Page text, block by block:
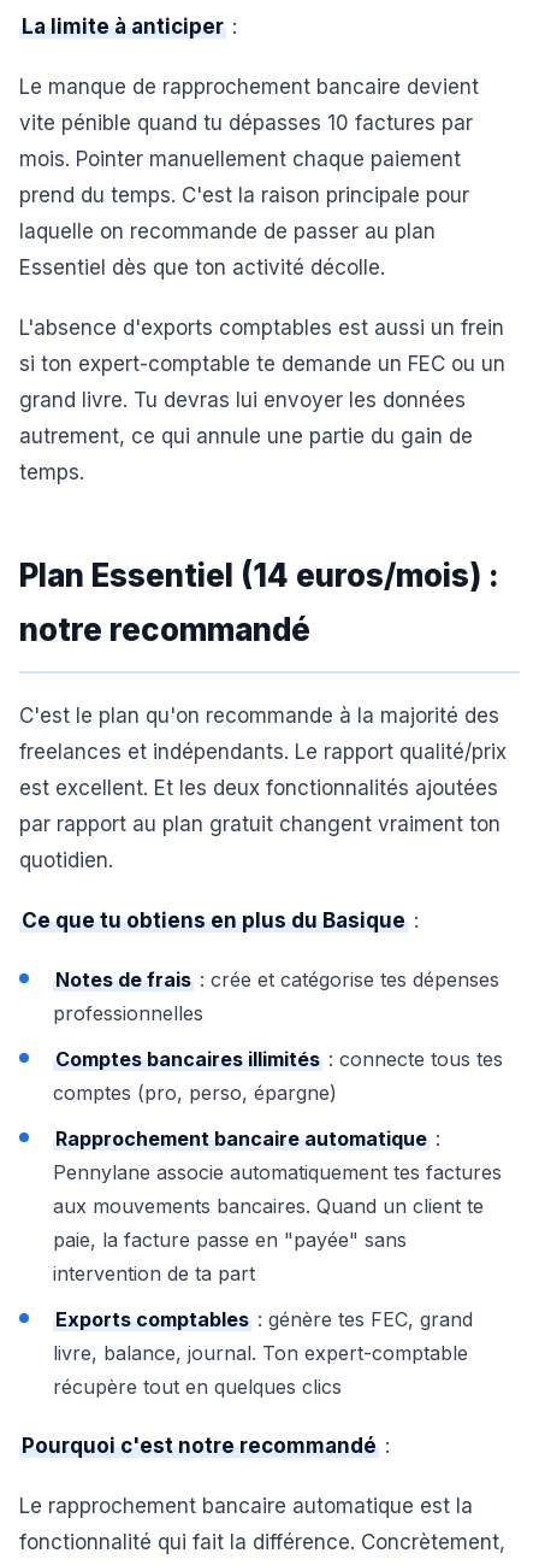
La limite à anticiper :
Le manque de rapprochement bancaire devient
vite pénible quand tu dépasses 10 factures par
mois. Pointer manuellement chaque paiement
prend du temps. C'est la raison principale pour
laquelle on recommande de passer au plan
Essentiel dès que ton activité décolle.
L'absence d'exports comptables est aussi un frein
si ton expert-comptable te demande un FEC ou un
grand livre. Tu devras lui envoyer les données
autrement, ce qui annule une partie du gain de
temps.
Plan Essentiel (14 euros/mois) :
notre recommandé
C'est le plan qu'on recommande à la majorité des
freelances et indépendants. Le rapport qualité/prix
est excellent. Et les deux fonctionnalités ajoutées
par rapport au plan gratuit changent vraiment ton
quotidien.
Ce que tu obtiens en plus du Basique :
Notes de frais : crée et catégorise tes dépenses
professionnelles
Comptes bancaires illimités : connecte tous tes
comptes (pro, perso, épargne)
Rapprochement bancaire automatique :
Pennylane associe automatiquement tes factures
aux mouvements bancaires. Quand un client te
paie, la facture passe en "payée" sans
intervention de ta part
Exports comptables : génère tes FEC, grand
livre, balance, journal. Ton expert-comptable
récupère tout en quelques clics
Pourquoi c'est notre recommandé :
Le rapprochement bancaire automatique est la
fonctionnalité qui fait la différence. Concrètement,